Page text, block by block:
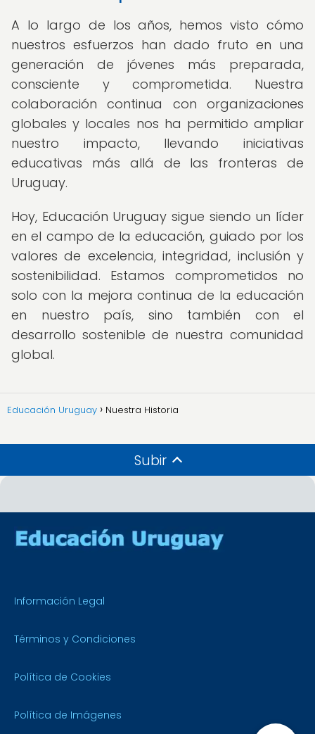
A lo largo de los años, hemos visto cómo
nuestros esfuerzos han dado fruto en una
generación de jóvenes más preparada,
consciente y comprometida. Nuestra
colaboración continua con organizaciones
globales y locales nos ha permitido ampliar
nuestro impacto, llevando iniciativas
educativas más allá de las fronteras de
Uruguay.
Hoy, Educación Uruguay sigue siendo un líder
en el campo de la educación, guiado por los
valores de excelencia, integridad, inclusión y
sostenibilidad. Estamos comprometidos no
solo con la mejora continua de la educación
en nuestro país, sino también con el
desarrollo sostenible de nuestra comunidad
global.
Educación Uruguay Nuestra Historia
Subir
Información Legal
Términos y Condiciones
Política de Cookies
Política de Imágenes